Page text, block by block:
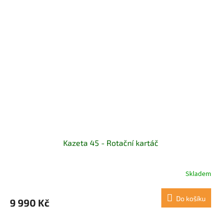
Kazeta 45 - Rotační kartáč
Skladem
9 990 Kč Do košíku